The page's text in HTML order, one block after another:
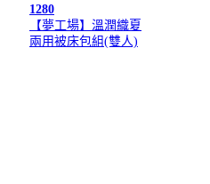
1280
【夢工場】溫潤織夏
兩用被床包組(雙人)